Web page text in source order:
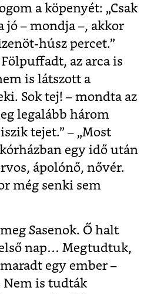
a köpenyét: „Csak
jó – mondja –, akkor
húsz percet.”
az arca is
is látszott a
Sok tej! – mondta az
legalább három
tejet.” – „Most
egy idő után
ápolónő, nővér.
még senki sem
Sasenok. Ő halt
nap… Megtudtuk,
egy ember –
Nem is tudták